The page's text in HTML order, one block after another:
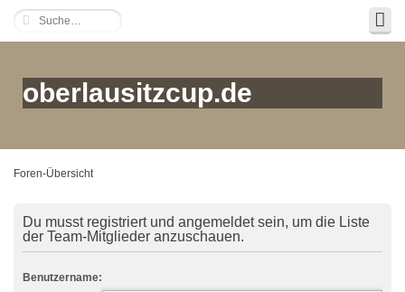
oberlausitzcup.de
Foren-Übersicht
Du musst registriert und angemeldet sein, um die Liste
der Team-Mitglieder anzuschauen.
Benutzername: